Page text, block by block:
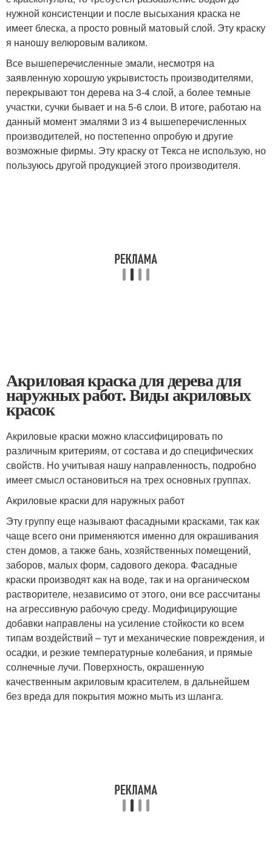
нужной консистенции и после высыхания краска не
имеет блеска, а просто ровный матовый слой. Эту краску
я наношу велюровым валиком.
Все вышеперечисленные эмали, несмотря на
заявленную хорошую укрывистость производителями,
перекрывают тон дерева на 3-4 слой, а более темные
участки, сучки бывает и на 5-6 слои. В итоге, работаю на
данный момент эмалями 3 из 4 вышеперечисленных
производителей, но постепенно опробую и другие
возможные фирмы. Эту краску от Текса не использую, но
пользуюсь другой продукцией этого производителя.
Акриловая краска для дерева для
наружных работ. Виды акриловых
красок
Акриловые краски можно классифицировать по
различным критериям, от состава и до специфических
свойств. Но учитывая нашу направленность, подробно
имеет смысл остановиться на трех основных группах.
Акриловые краски для наружных работ
Эту группу еще называют фасадными красками, так как
чаще всего они применяются именно для окрашивания
стен домов, а также бань, хозяйственных помещений,
заборов, малых форм, садового декора. Фасадные
краски производят как на воде, так и на органическом
растворителе, независимо от этого, они все рассчитаны
на агрессивную рабочую среду. Модифицирующие
добавки направлены на усиление стойкости ко всем
типам воздействий – тут и механические повреждения, и
осадки, и резкие температурные колебания, и прямые
солнечные лучи. Поверхность, окрашенную
качественным акриловым красителем, в дальнейшем
без вреда для покрытия можно мыть из шланга.